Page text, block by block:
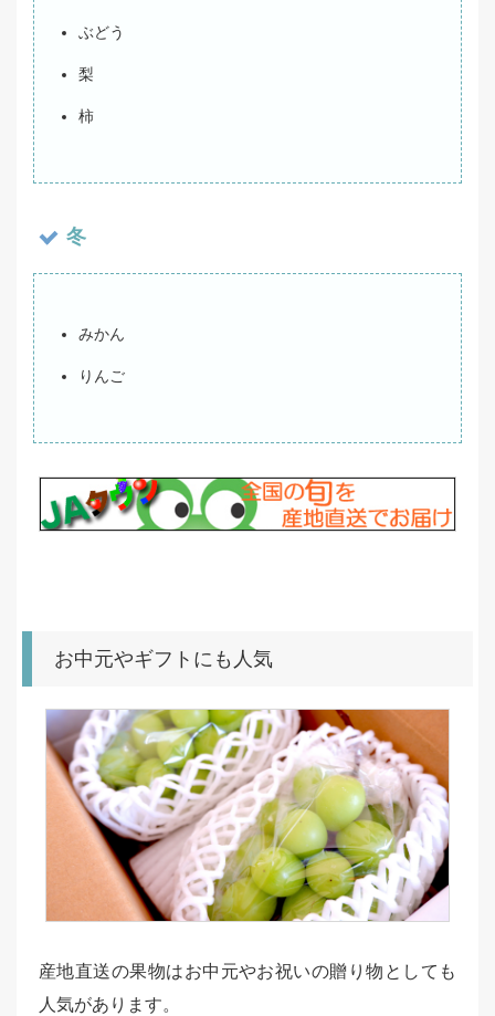
ぶどう
梨
柿
冬
みかん
りんご
お中元やギフトにも人気
産地直送の果物はお中元やお祝いの贈り物としても
人気があります。